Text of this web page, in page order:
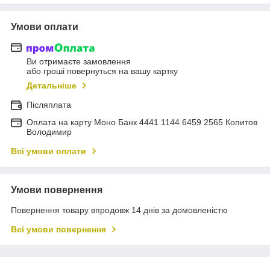
Умови оплати
Ви отримаєте замовлення
або гроші повернуться на вашу картку
Детальніше
Післяплата
Оплата на карту Моно Банк 4441 1144 6459 2565 Копитов
Володимир
Всі умови оплати
Умови повернення
Повернення товару впродовж 14 днів за домовленістю
Всі умови повернення